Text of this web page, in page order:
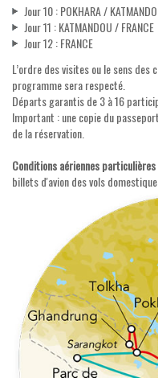
Jour 10 : POKHARA /
Jour 11 : KATMANDOU / FRANCE
Jour 12 : FRANCE
L’ordre des visites ou le sens
programme sera respecté.
Départs garantis de 3 à 16
Important : une copie du
de la réservation.
Conditions aériennes particulières
billets d'avion des vols